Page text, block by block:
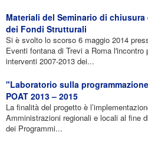
Materiali del Seminario di
dei Fondi Strutturali
Si è svolto lo scorso 6 maggio 2014
Eventi fontana di Trevi a Roma
interventi 2007-2013 dei...
"Laboratorio sulla
POAT 2013 – 2015
La finalità del progetto è
Amministrazioni regionali e locali al fine
dei Programmi...